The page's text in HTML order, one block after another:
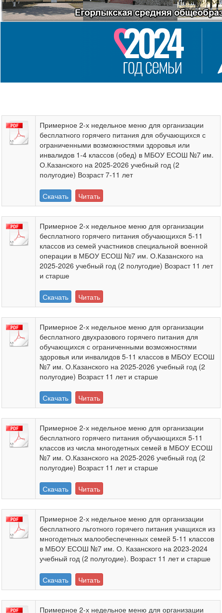
Примерное 2-х недельное меню для организации
бесплатного горячего питания для обучающихся с
ограниченными возможностями здоровья или
инвалидов 1-4 классов (обед) в МБОУ ЕСОШ №7 им.
О.Казанского на 2025-2026 учебный год (2
полугодие) Возраст 7-11 лет
Скачать Читать
Примерное 2-х недельное меню для организации
бесплатного горячего питания обучающихся 5-11
классов из семей участников специальной военной
операции в МБОУ ЕСОШ №7 им. О.Казанского на
2025-2026 учебный год (2 полугодие) Возраст 11 лет
и старше
Скачать Читать
Примерное 2-х недельное меню для организации
бесплатного двухразового горячего питания для
обучающихся с ограниченными возможностями
здоровья или инвалидов 5-11 классов в МБОУ ЕСОШ
№7 им. О.Казанского на 2025-2026 учебный год (2
полугодие) Возраст 11 лет и старше
Скачать Читать
Примерное 2-х недельное меню для организации
бесплатного горячего питания обучающихся 5-11
классов из числа многодетных семей в МБОУ ЕСОШ
№7 им. О.Казанского на 2025-2026 учебный год (2
полугодие) Возраст 11 лет и старше
Скачать Читать
Примерное 2-х недельное меню для организации
бесплатного льготного горячего питания учащихся из
многодетных малообеспеченных семей 5-11 классов
в МБОУ ЕСОШ №7 им. О. Казанского на 2023-2024
учебный год (2 полугодие). Возраст 11 лет и старше
Скачать Читать
Примерное 2-х недельное меню для организации